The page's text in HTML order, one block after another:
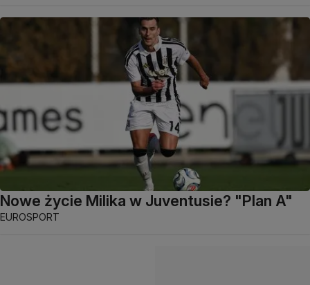
Nowe życie Milika w Juventusie? "Plan A"
EUROSPORT